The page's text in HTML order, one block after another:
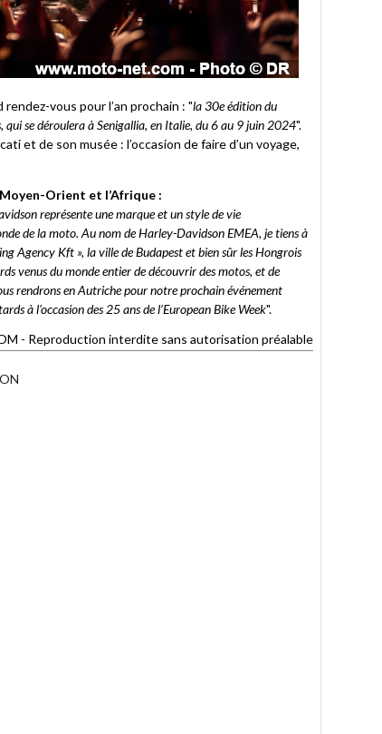
vous pour l’an prochain : "la 30e édition du
se déroulera à Senigallia, en Italie, du 6 au 9 juin 2024".
et de son musée : l’occasion de faire d’un voyage,
Orient et l’Afrique :
représente une marque et un style de vie
de la moto. Au nom de Harley-Davidson EMEA, je tiens à
Agency Kft », la ville de Budapest et bien sûr les Hongrois
venus du monde entier de découvrir des motos, et de
rendrons en Autriche pour notre prochain événement
à l'occasion des 25 ans de l’European Bike Week".
- Reproduction interdite sans autorisation préalable